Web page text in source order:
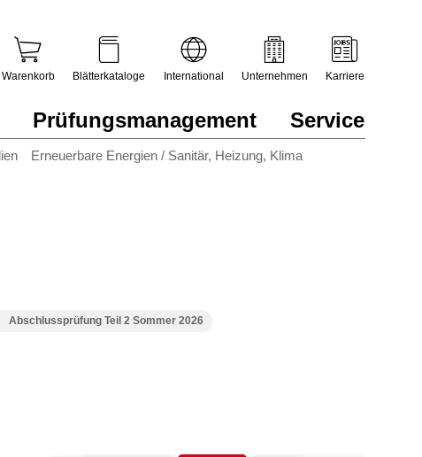
Erneuerbare Energien / Sanitär, Heizung, Klima
Prüfungsmanagement Service
Warenkorb Blätterkataloge International Unternehmen Karriere
Abschlussprüfung Teil 2 Sommer 2026